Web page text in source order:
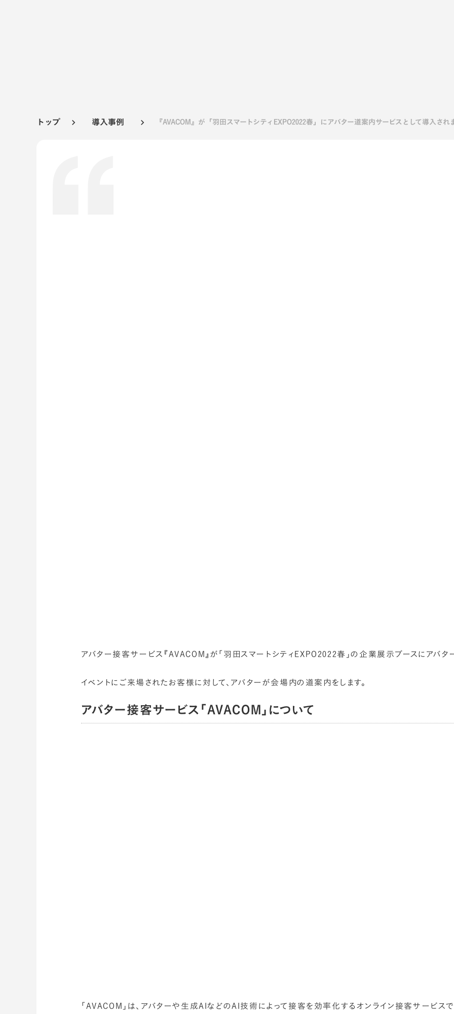
トップ keyboard_arrow_right 導入事例 keyboard_arrow_right 『AVACOM』が「羽田スマートシティEXPO2022春」にアバター道案内サービスとして導入され
アバター接客サービス『AVACOM』が「羽田スマートシティEXPO2022春」の企業展示ブースにアバタ
イベントにご来場されたお客様に対して、アバターが会場内の道案内をします。
アバター接客サービス「AVACOM」について
「AVACOM」は、アバターや生成AIなどのAI技術によって接客を効率化するオンライン接客サービスで